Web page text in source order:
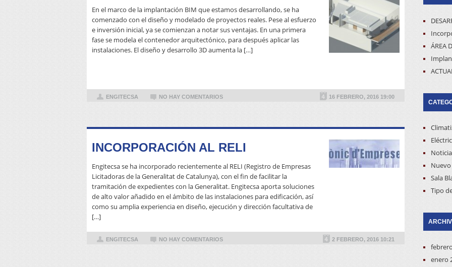
En el marco de la implantación BIM que estamos desarrollando, se ha
comenzado con el diseño y modelado de proyectos reales. Pese al esfuerzo
e inversión inicial, ya se comienzan a notar sus ventajas. En una primera
fase se modela el contenedor arquitectónico, para después aplicar las
instalaciones. El diseño y desarrollo 3D aumenta la […]
ENGITECSA NO HAY COMENTARIOS 16 FEBRERO, 2016 19:00
INCORPORACIÓN AL RELI
Engitecsa se ha incorporado recientemente al RELI (Registro de Empresas
Licitadoras de la Generalitat de Catalunya), con el fin de facilitar la
tramitación de expedientes con la Generalitat. Engitecsa aporta soluciones
de alto valor añadido en el ámbito de las instalaciones para edificación, así
como su amplia experiencia en diseño, ejecución y dirección facultativa de
[…]
ENGITECSA NO HAY COMENTARIOS 2 FEBRERO, 2016 10:21
ÁREA
Sala
Tipo
enero